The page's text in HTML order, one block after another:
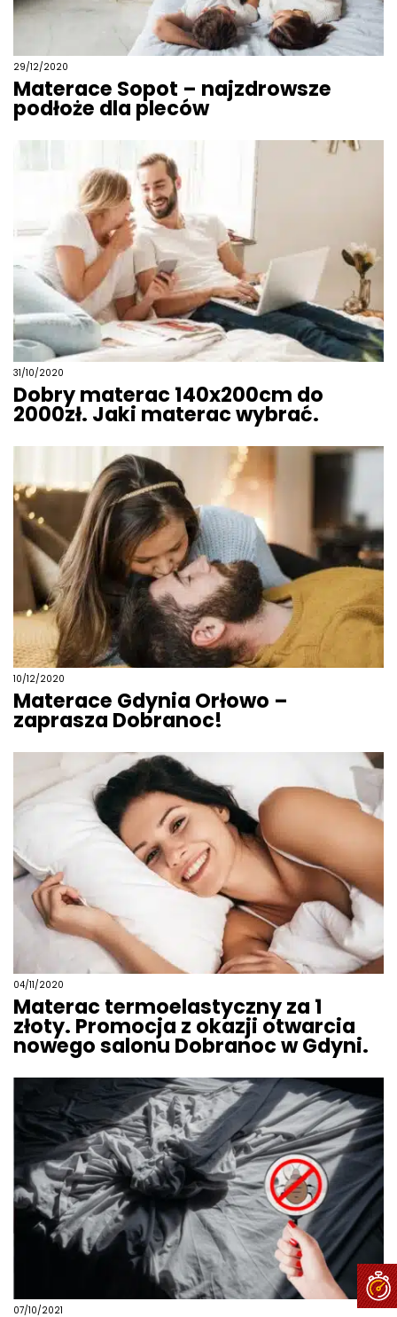
29/12/2020
Materace Sopot – najzdrowsze
podłoże dla pleców
31/10/2020
Dobry materac 140x200cm do
2000zł. Jaki materac wybrać.
10/12/2020
Materace Gdynia Orłowo –
zaprasza Dobranoc!
04/11/2020
Materac termoelastyczny za 1
złoty. Promocja z okazji otwarcia
nowego salonu Dobranoc w Gdyni.
07/10/2021